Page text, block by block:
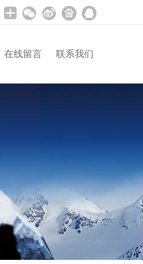
在线留言 联系我们